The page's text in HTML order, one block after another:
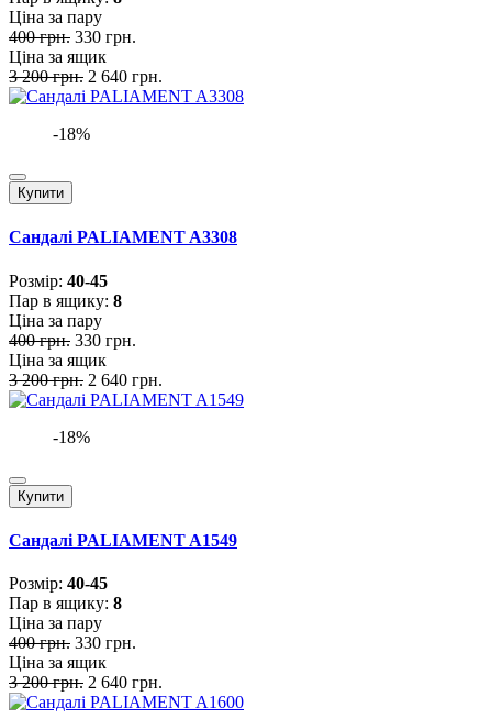
Ціна за пару
400 грн. 330 грн.
Ціна за ящик
3 200 грн. 2 640 грн.
-18%
Купити
Сандалі PALIAMENT A3308
Розмiр: 40-45
Пар в ящику: 8
Ціна за пару
400 грн. 330 грн.
Ціна за ящик
3 200 грн. 2 640 грн.
-18%
Купити
Сандалі PALIAMENT A1549
Розмiр: 40-45
Пар в ящику: 8
Ціна за пару
400 грн. 330 грн.
Ціна за ящик
3 200 грн. 2 640 грн.